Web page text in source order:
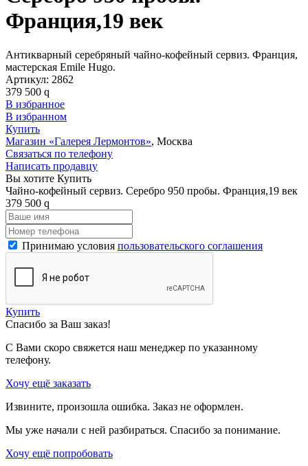
Франция,19 век
Антикварный серебряный чайно-кофейный сервиз. Франция,
мастерская Emile Hugo.
Артикул: 2862
379 500 q
В избранное
В избранном
Купить
Магазин «Галерея Лермонтов», Москва
Связаться по телефону
Написать продавцу
Вы хотите Купить
Чайно-кофейный сервиз. Серебро 950 пробы. Франция,19 век
379 500 q
Принимаю условия пользовательского соглашения
Купить
Спасибо за Ваш заказ!
С Вами скоро свяжется наш менеджер по указанному
телефону.
Хочу ещё заказать
Извините, произошла ошибка. Заказ не оформлен.
Мы уже начали с ней разбираться. Спасибо за понимание.
Хочу ещё попробовать